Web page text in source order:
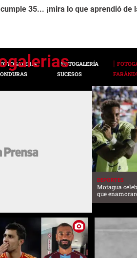
cumple 35... ¡mira lo que aprendió de
FOTOGALERÍA
SUCESOS
DEPORTES
Motagua
que